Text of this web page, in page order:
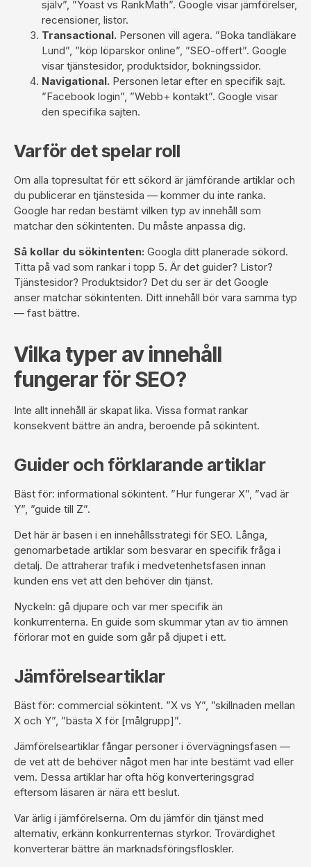
själv”, ”Yoast vs RankMath”. Google visar jämförelser,
recensioner, listor.
Transactional. Personen vill agera. ”Boka tandläkare
Lund”, ”köp löparskor online”, ”SEO-offert”. Google
visar tjänstesidor, produktsidor, bokningssidor.
Navigational. Personen letar efter en specifik sajt.
”Facebook login”, ”Webb+ kontakt”. Google visar
den specifika sajten.
Varför det spelar roll
Om alla topresultat för ett sökord är jämförande artiklar och
du publicerar en tjänstesida — kommer du inte ranka.
Google har redan bestämt vilken typ av innehåll som
matchar den sökintenten. Du måste anpassa dig.
Så kollar du sökintenten: Googla ditt planerade sökord.
Titta på vad som rankar i topp 5. Är det guider? Listor?
Tjänstesidor? Produktsidor? Det du ser är det Google
anser matchar sökintenten. Ditt innehåll bör vara samma typ
— fast bättre.
Vilka typer av innehåll
fungerar för SEO?
Inte allt innehåll är skapat lika. Vissa format rankar
konsekvent bättre än andra, beroende på sökintent.
Guider och förklarande artiklar
Bäst för: informational sökintent. ”Hur fungerar X”, ”vad är
Y”, ”guide till Z”.
Det här är basen i en innehållsstrategi för SEO. Långa,
genomarbetade artiklar som besvarar en specifik fråga i
detalj. De attraherar trafik i medvetenhetsfasen innan
kunden ens vet att den behöver din tjänst.
Nyckeln: gå djupare och var mer specifik än
konkurrenterna. En guide som skummar ytan av tio ämnen
förlorar mot en guide som går på djupet i ett.
Jämförelseartiklar
Bäst för: commercial sökintent. ”X vs Y”, ”skillnaden mellan
X och Y”, ”bästa X för [målgrupp]”.
Jämförelseartiklar fångar personer i övervägningsfasen —
de vet att de behöver något men har inte bestämt vad eller
vem. Dessa artiklar har ofta hög konverteringsgrad
eftersom läsaren är nära ett beslut.
Var ärlig i jämförelserna. Om du jämför din tjänst med
alternativ, erkänn konkurrenternas styrkor. Trovärdighet
konverterar bättre än marknadsföringsfloskler.